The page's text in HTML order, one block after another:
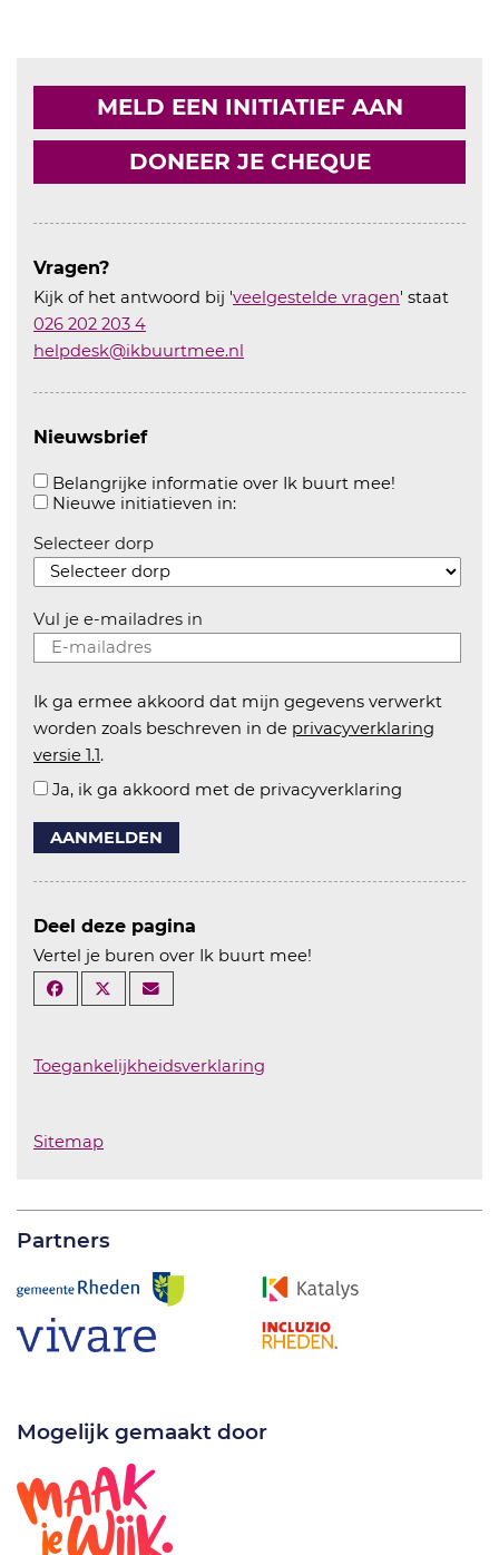
MELD EEN INITIATIEF AAN
DONEER JE CHEQUE
Vragen?
Kijk of het antwoord bij 'veelgestelde vragen' staat
026 202 203 4
helpdesk@ikbuurtmee.nl
Nieuwsbrief
Belangrijke informatie over Ik buurt mee!
Nieuwe initiatieven in:Aanvinken om informatie over
Selecteer dorp
Vul je e-mailadres in
Ik ga ermee akkoord dat mijn gegevens verwerkt
worden zoals beschreven in de privacyverklaring
versie 1.1.
Ja, ik ga akkoord met de privacyverklaring
AANMELDEN
Deel deze pagina
Vertel je buren over Ik buurt mee!
Toegankelijkheidsverklaring
Sitemap
Partners
Mogelijk gemaakt door